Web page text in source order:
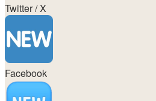
Twitter / X
Facebook